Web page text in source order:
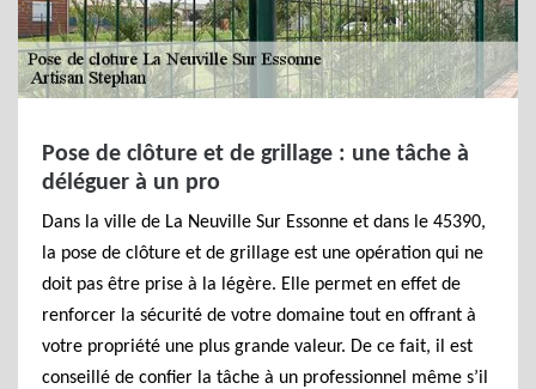
Pose de clôture et de grillage : une tâche à
déléguer à un pro
Dans la ville de La Neuville Sur Essonne et dans le 45390,
la pose de clôture et de grillage est une opération qui ne
doit pas être prise à la légère. Elle permet en effet de
renforcer la sécurité de votre domaine tout en offrant à
votre propriété une plus grande valeur. De ce fait, il est
conseillé de confier la tâche à un professionnel même s’il